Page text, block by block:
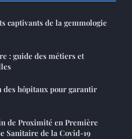
captivants de la gemmologie
: guide des métiers et
des hôpitaux pour garantir
de Proximité en Première
Sanitaire de la Covid-19